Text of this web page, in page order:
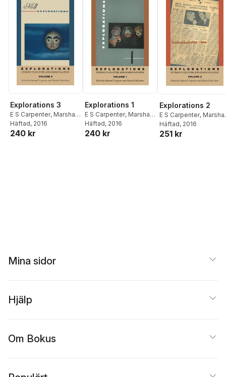
Explorations 3
E S Carpenter, Marshall
McLuhan
Häftad, 2016
240 kr
Explorations 1
E S Carpenter, Marshall
McLuhan
Häftad, 2016
240 kr
Explorations 2
E S Carpenter,
McLuhan
Häftad, 2016
251 kr
Mina sidor
Hjälp
Om Bokus